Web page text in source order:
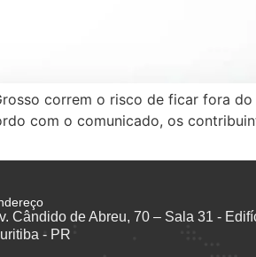
correm o risco de ficar fora
com o comunicado, os
Cândido de Abreu, 70 – Sala 31 -
- PR